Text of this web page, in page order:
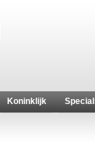
Koninklijk